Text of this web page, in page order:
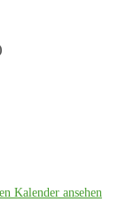
Kalender ansehen